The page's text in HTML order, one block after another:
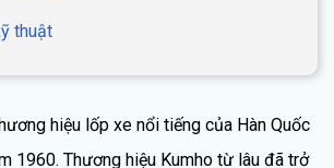
thuật
hiệu lốp xe nổi tiếng của Hàn Quốc
1960. Thương hiệu Kumho từ lâu đã trở